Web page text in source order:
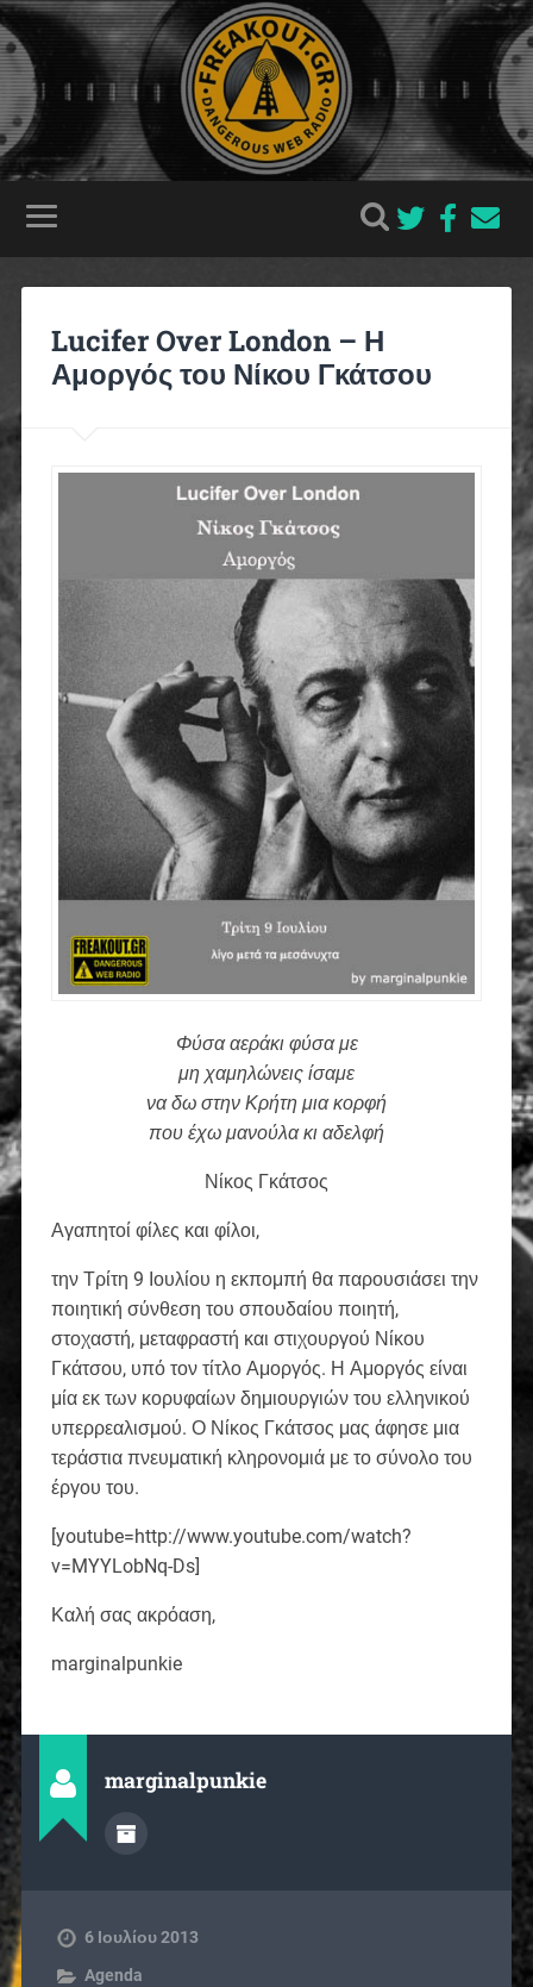
Lucifer Over London – Η
Αμοργός του Νίκου Γκάτσου
Φύσα αεράκι φύσα με
μη χαμηλώνεις ίσαμε
να δω στην Κρήτη μια κορφή
που έχω μανούλα κι αδελφή
Νίκος Γκάτσος
Αγαπητοί φίλες και φίλοι,
την Τρίτη 9 Ιουλίου η εκπομπή θα παρουσιάσει την
ποιητική σύνθεση του σπουδαίου ποιητή,
στοχαστή, μεταφραστή και στιχουργού Νίκου
Γκάτσου, υπό τον τίτλο Αμοργός. Η Αμοργός είναι
μία εκ των κορυφαίων δημιουργιών του ελληνικού
υπερρεαλισμού. Ο Νίκος Γκάτσος μας άφησε μια
τεράστια πνευματική κληρονομιά με το σύνολο του
έργου του.
[youtube=http://www.youtube.com/watch?
v=MYYLobNq-Ds]
Καλή σας ακρόαση,
marginalpunkie
marginalpunkie
6 Ιουλίου 2013
Agenda